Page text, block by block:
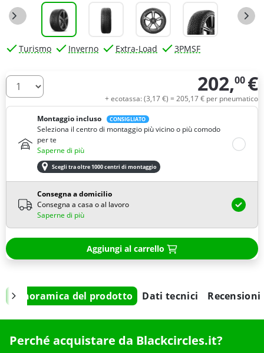
Turismo Inverno Extra-Load 3PMSF
Quantità 202,00 €
+ ecotassa: (3,17€) = 205,17€ per pneumatico
Montaggio incluso
CONSIGLIATO
Seleziona il centro di montaggio più vicino o più comodo
per te
Saperne di più
Scegli tra oltre 1000 centri di montaggio
Consegna a domicilio
Consegna a casa o al lavoro
Saperne di più
Aggiungi al carrello
Panoramica del prodotto Dati tecnici Recensioni
Perché acquistare da Blackcircles.it?